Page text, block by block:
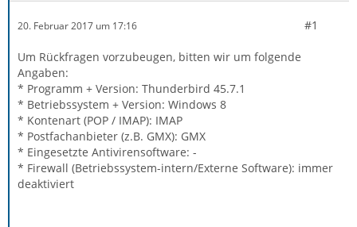
20. Februar 2017 um 17:16 #1
Um Rückfragen vorzubeugen, bitten wir um folgende
Angaben:
* Programm + Version: Thunderbird 45.7.1
* Betriebssystem + Version: Windows 8
* Kontenart (POP / IMAP): IMAP
* Postfachanbieter (z.B. GMX): GMX
* Eingesetzte Antivirensoftware: -
* Firewall (Betriebssystem-intern/Externe Software): immer
deaktiviert